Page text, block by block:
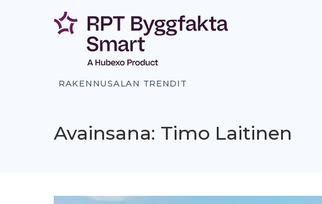
RAKENNUSALAN TRENDIT
Avainsana: Timo Laitinen